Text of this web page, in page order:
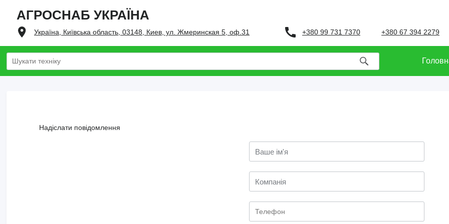
АГРОСНАБ УКРАЇНА
Україна, Київська область, 03148, Киев, ул. Жмеринская 5, оф.31 +380 99 731 7370 +380 67 394 2279
Надіслати повідомлення